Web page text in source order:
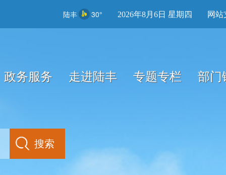
陆丰 30° 2026年8月6日 星期四 网站
政务服务 走进陆丰 专题专栏 部门